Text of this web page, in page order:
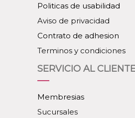
Politicas de usabilidad
Aviso de privacidad
Contrato de adhesion
Terminos y condiciones
SERVICIO AL
Membresias
Sucursales